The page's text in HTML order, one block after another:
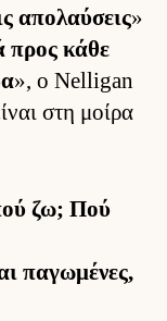
απολαύ­σεις»
προς κάθε
», ο Nelligan
στη μοίρα
ζω; Πού
παγωμένες,